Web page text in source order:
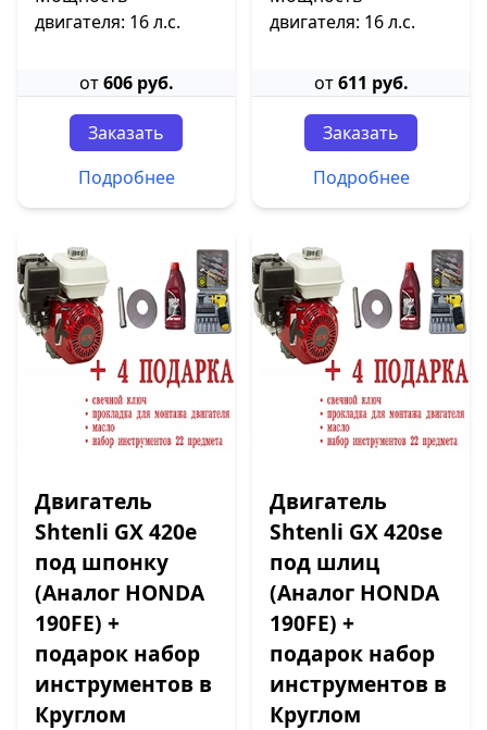
двигателя: 16 л.с.
от606 руб.
Заказать
Подробнее
двигателя: 16 л.с.
от611 руб.
Заказать
Подробнее
Двигатель
Shtenli GX 420е
под шпонку
(Аналог HONDA
190FE) +
подарок набор
инструментов в
Круглом
Двигатель
Shtenli GX 420sе
под шлиц
(Аналог HONDA
190FE) +
подарок набор
инструментов в
Круглом